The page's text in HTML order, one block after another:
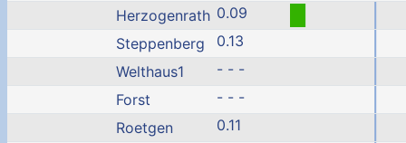
Herzogenrath 0.09
Steppenberg
0.13
Welthaus1
- - -
Forst
- - -
Roetgen
0.11